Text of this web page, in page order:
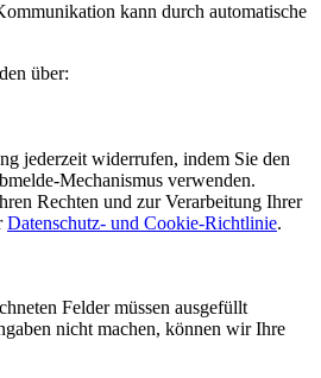
kann durch automatische
über:
jederzeit widerrufen, indem Sie den
Mechanismus verwenden.
Rechten und zur Verarbeitung Ihrer
Datenschutz- und Cookie-Richtlinie.
Felder müssen ausgefüllt
nicht machen, können wir Ihre